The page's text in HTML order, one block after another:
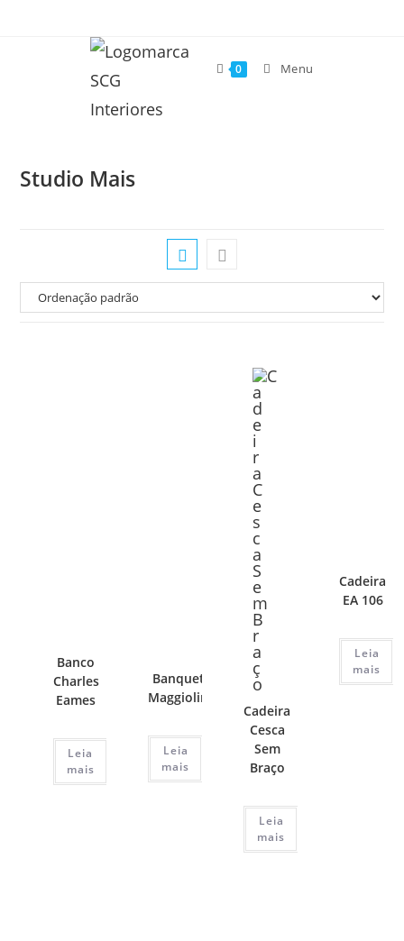
0 Menu
Studio Mais
Banco
Charles
Eames
Leia
mais
Banqueta
Maggiolina
Leia
mais
Cadeira
Cesca
Sem
Braço
Leia
mais
Cadeira
EA 106
Leia
mais